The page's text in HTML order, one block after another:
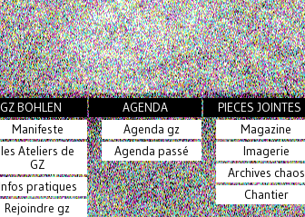
GZ BOHLEN
Manifeste
les Ateliers de
GZ
pratiques
Rejoindre gz
AGENDA
Agenda gz
Agenda passé
PIECES JOINTES
Magazine
Imagerie
Archives chaos
Chantier